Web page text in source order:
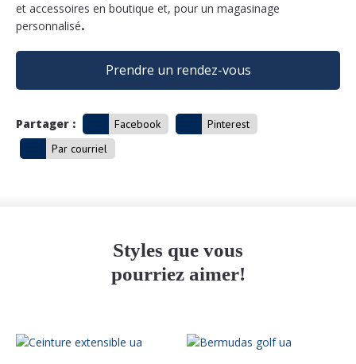
et accessoires en boutique et, pour un magasinage
personnalisé.
Prendre un rendez-vous
Partager : Facebook
Pinterest
Par courriel
Styles que vous
pourriez aimer!